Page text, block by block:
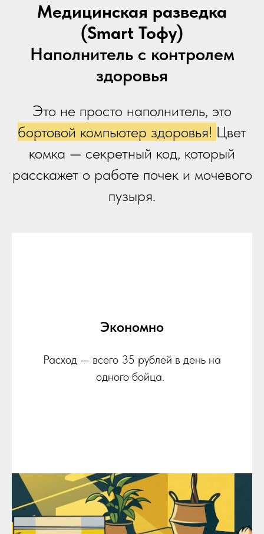
Медицинская разведка
(Smart Тофу)
Наполнитель с контролем
здоровья
Это не просто наполнитель, это
бортовой компьютер здоровья! Цвет
комка — секретный код, который
расскажет о работе почек и мочевого
пузыря.
Экономно
Расход — всего 35 рублей в день на
одного бойца.